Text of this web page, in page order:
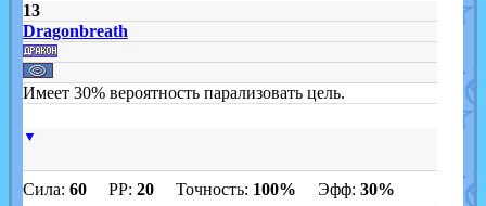
13
Dragonbreath
Имеет 30% вероятность парализовать цель.
▼
Сила: 60PP: 20Точность: 100% Эфф: 30%